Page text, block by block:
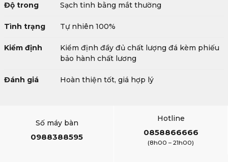
Độ trong Sạch tinh bằng mắt thường
Tình trạng Tự nhiên 100%
Kiểm định
Kiểm định đầy đủ chất lượng đá kèm phiếu
bảo hành chất lương
Đánh giá Hoàn thiện tốt, giá hợp lý
Số máy bàn
0988388595
Hotline
0858866666
(8h00 – 21h00)